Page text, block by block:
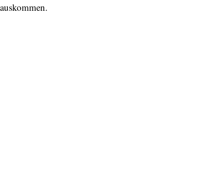
auskommen.